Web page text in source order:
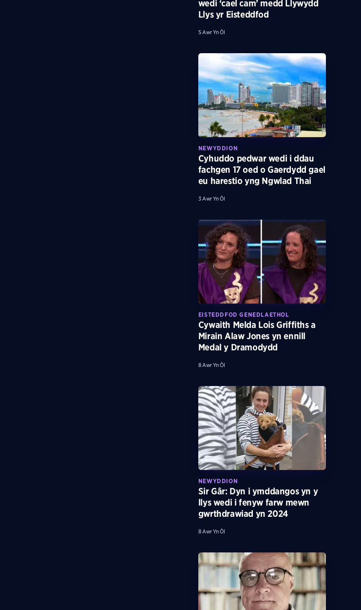
wedi ‘cael cam’ medd Llywydd
Llys yr Eisteddfod
5 Awr Yn Ôl
NEWYDDION
Cyhuddo pedwar wedi i ddau
fachgen 17 oed o Gaerdydd gael
eu harestio yng Ngwlad Thai
3 Awr Yn Ôl
EISTEDDFOD GENEDLAETHOL
Cywaith Melda Lois Griffiths a
Mirain Alaw Jones yn ennill
Medal y Dramodydd
8 Awr Yn Ôl
NEWYDDION
Sir Gâr: Dyn i ymddangos yn y
llys wedi i fenyw farw mewn
gwrthdrawiad yn 2024
8 Awr Yn Ôl